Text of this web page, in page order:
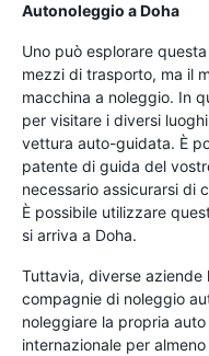
Autonoleggio a Doha
Uno può esplorare
mezzi di trasporto, ma il
macchina a noleggio. In
per visitare i diversi
vettura auto-guidata. È
patente di guida del
necessario assicurarsi di
È possibile utilizzare
si arriva a Doha.
Tuttavia, diverse aziende
compagnie di noleggio
noleggiare la propria
internazionale per